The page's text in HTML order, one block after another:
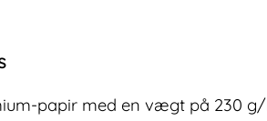
papir med en vægt på 230